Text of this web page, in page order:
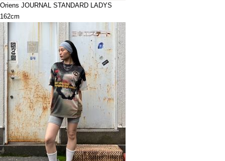
Oriens JOURNAL STANDARD LADYS
162cm